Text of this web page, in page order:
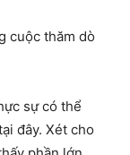
cuộc thăm dò
sự có thể
đây. Xét cho